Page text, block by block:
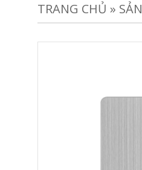
TRANG CHỦ »